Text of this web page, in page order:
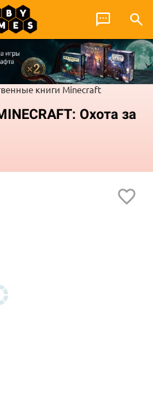
книги Minecraft
Охота за